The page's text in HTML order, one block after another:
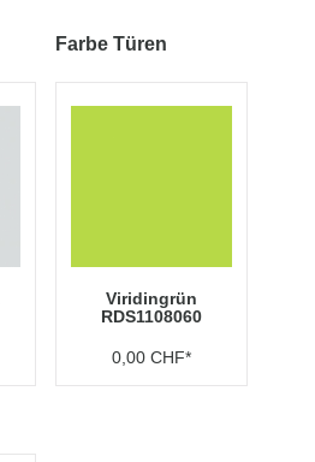
Farbe Türen
Viridingrün
RDS1108060
0,00 CHF*